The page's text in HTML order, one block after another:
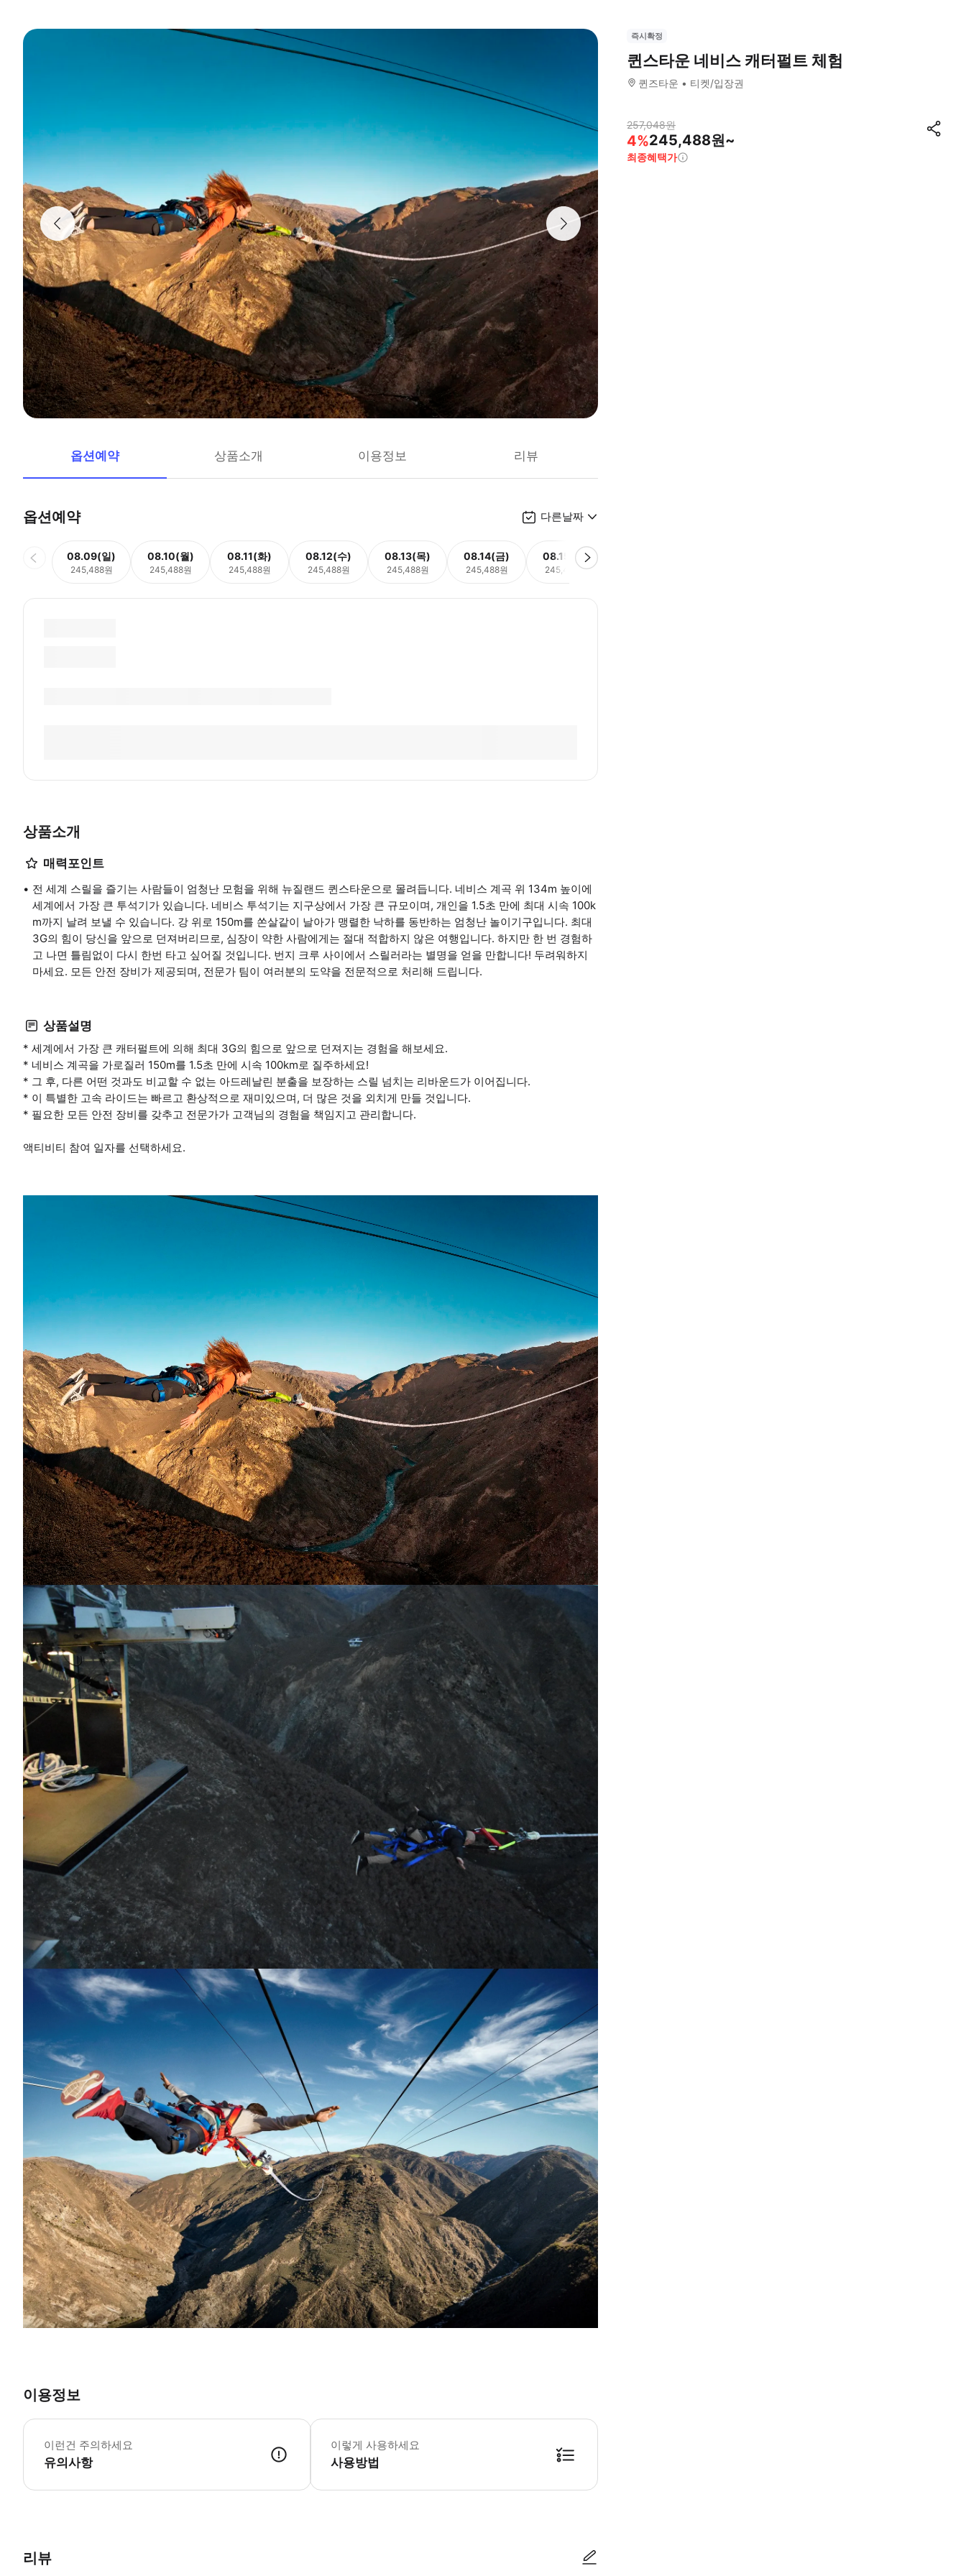
옵션예약 상품소개 이용정보 리뷰
옵션예약 다른날짜
08.09(일)
245,488원
08.10(월)
245,488원
08.11(화)
245,488원
08.12(수)
245,488원
08.13(목)
245,488원
08.14(금)
245,488원
08.15(토)
245,488원
상품소개
매력포인트
전 세계 스릴을 즐기는 사람들이 엄청난 모험을 위해 뉴질랜드 퀸스타운으로 몰려듭니다. 네비스 계곡 위 134m 높이에
세계에서 가장 큰 투석기가 있습니다. 네비스 투석기는 지구상에서 가장 큰 규모이며, 개인을 1.5초 만에 최대 시속 100k
m까지 날려 보낼 수 있습니다. 강 위로 150m를 쏜살같이 날아가 맹렬한 낙하를 동반하는 엄청난 놀이기구입니다. 최대
3G의 힘이 당신을 앞으로 던져버리므로, 심장이 약한 사람에게는 절대 적합하지 않은 여행입니다. 하지만 한 번 경험하
고 나면 틀림없이 다시 한번 타고 싶어질 것입니다. 번지 크루 사이에서 스릴러라는 별명을 얻을 만합니다! 두려워하지
마세요. 모든 안전 장비가 제공되며, 전문가 팀이 여러분의 도약을 전문적으로 처리해 드립니다.
상품설명
* 세계에서 가장 큰 캐터펄트에 의해 최대 3G의 힘으로 앞으로 던져지는 경험을 해보세요.
* 네비스 계곡을 가로질러 150m를 1.5초 만에 시속 100km로 질주하세요!
* 그 후, 다른 어떤 것과도 비교할 수 없는 아드레날린 분출을 보장하는 스릴 넘치는 리바운드가 이어집니다.
* 이 특별한 고속 라이드는 빠르고 환상적으로 재미있으며, 더 많은 것을 외치게 만들 것입니다.
* 필요한 모든 안전 장비를 갖추고 전문가가 고객님의 경험을 책임지고 관리합니다.
액티비티 참여 일자를 선택하세요.
이용정보
이런건 주의하세요
유의사항
이렇게 사용하세요
사용방법
리뷰
즉시확정
퀸스타운 네비스 캐터펄트 체험
퀸즈타운 티켓/입장권
257,048원
4%245,488원~
최종혜택가